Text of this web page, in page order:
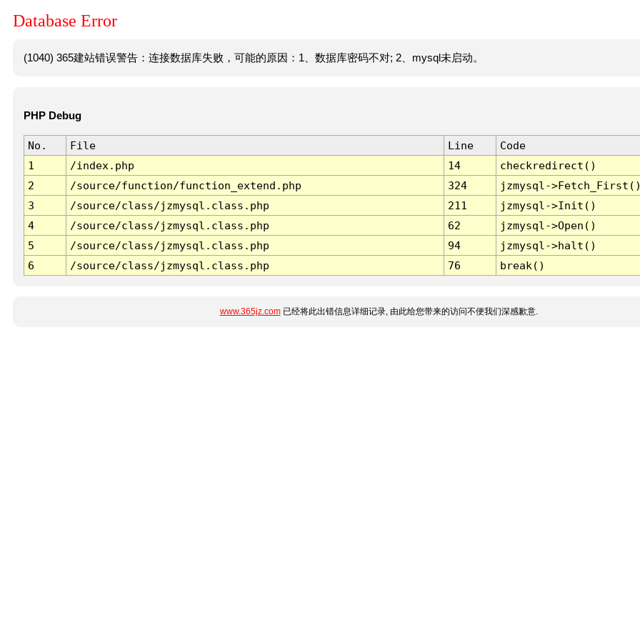
Database Error
(1040) 365建站错误警告：连接数据库失败，可能的原因：1、数据库密码不对; 2、mysql未启动。
PHP Debug
No. File Line
Code
1
/index.php 14
checkredirect()
2
/source/function/function_extend.php 324
jzmysql-
3
/source/class/jzmysql.class.php 211
jzmysql->Init()
4
/source/class/jzmysql.class.php 62
jzmysql->Open()
5
/source/class/jzmysql.class.php 94
jzmysql->halt()
6
/source/class/jzmysql.class.php 76 break()
www.365jz.com已经将此出错信息详细记录, 由此给您带来的访问不便我们深感歉意.